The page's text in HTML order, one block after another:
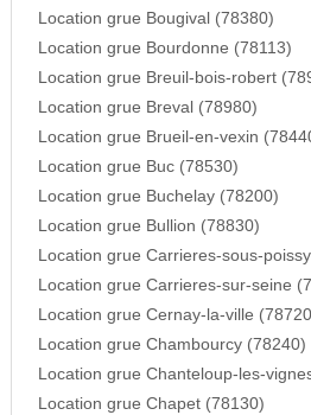
Location grue Bougival (78380)
Location grue Bourdonne (78113)
Location grue Breuil-bois-robert
Location grue Breval (78980)
Location grue Brueil-en-vexin
Location grue Buc (78530)
Location grue Buchelay (78200)
Location grue Bullion (78830)
Location grue Carrieres-sous-
Location grue Carrieres-sur-seine
Location grue Cernay-la-ville
Location grue Chambourcy (78240)
Location grue Chanteloup-les-
Location grue Chapet (78130)